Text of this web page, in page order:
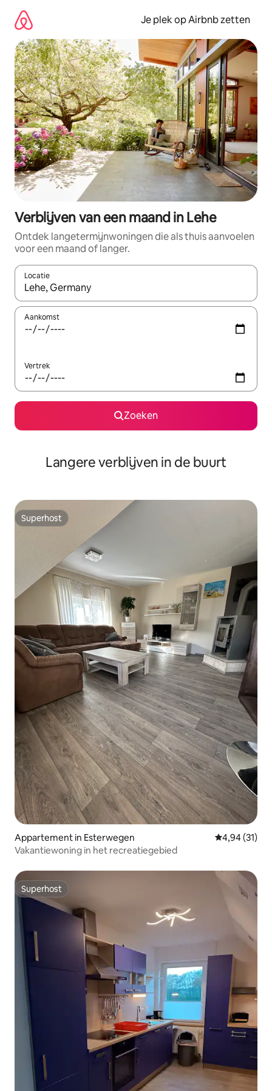
direct
naar
inhoud
Je plek op Airbnb zetten
Verblijven van een maand in Lehe
Ontdek langetermijnwoningen die als thuis aanvoelen
voor een maand of langer.
Locatie
Wanneer er resultaten beschikbaar zijn, maak je een keuze
Aankomst
Vertrek
Zoeken
Langere verblijven in de buurt
Superhost
Superhost
Appartement in Esterwegen Gemiddelde
4,94 (31)
Vakantiewoning in het recreatiegebied
Superhost
Superhost